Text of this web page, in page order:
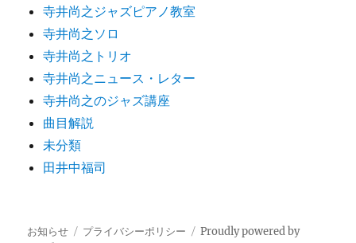
寺井尚之ジャズピアノ教室
寺井尚之ソロ
寺井尚之トリオ
寺井尚之ニュース・レター
寺井尚之のジャズ講座
曲目解説
未分類
田井中福司
お知らせ プライバシーポリシー
Proudly powered by